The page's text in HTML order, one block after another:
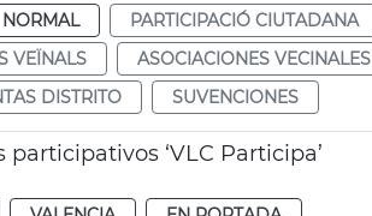
NORMAL
PARTICIPACIÓ CIUTADANA
VEÏNALS
ASOCIACIONES VECINALES
DISTRITO SUVENCIONES
‘VLC Participa’